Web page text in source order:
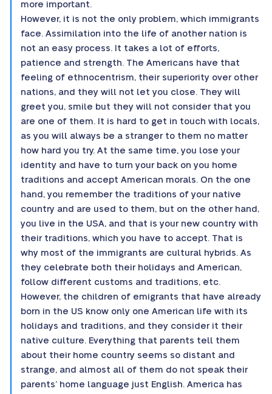
more important.
However, it is not the only problem, which immigrants
face. Assimilation into the life of another nation is
not an easy process. It takes a lot of efforts,
patience and strength. The Americans have that
feeling of ethnocentrism, their superiority over other
nations, and they will not let you close. They will
greet you, smile but they will not consider that you
are one of them. It is hard to get in touch with locals,
as you will always be a stranger to them no matter
how hard you try. At the same time, you lose your
identity and have to turn your back on you home
traditions and accept American morals. On the one
hand, you remember the traditions of your native
country and are used to them, but on the other hand,
you live in the USA, and that is your new country with
their traditions, which you have to accept. That is
why most of the immigrants are cultural hybrids. As
they celebrate both their holidays and American,
follow different customs and traditions, etc.
However, the children of emigrants that have already
born in the US know only one American life with its
holidays and traditions, and they consider it their
native culture. Everything that parents tell them
about their home country seems so distant and
strange, and almost all of them do not speak their
parents’ home language just English. America has